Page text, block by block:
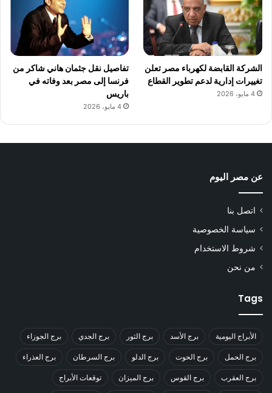
الشركة القابضة لكهرباء مصر تعلن
تغييرات إدارية لدعم تطوير القطاع
4 مايو، 2026
تفاصيل نقل جثمان هاني شاكر من
فرنسا إلى مصر بعد وفاته في
باريس
4 مايو، 2026
عن مصر اليوم
اتصل بنا
سياسة الخصوصية
شروط الاستخدام
من نحن
Tags
الأبراج اليومية برج الأسد برج الثور برج الجدي برج الجوزاء
برج الحمل برج الحوت برج الدلو برج السرطان برج العذراء
برج العقرب برج القوس برج الميزان توقعات الأبراج